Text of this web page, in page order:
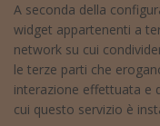
A seconda della
widget appartenenti a
network su cui
le terze parti che
interazione effettuata e
cui questo servizio è